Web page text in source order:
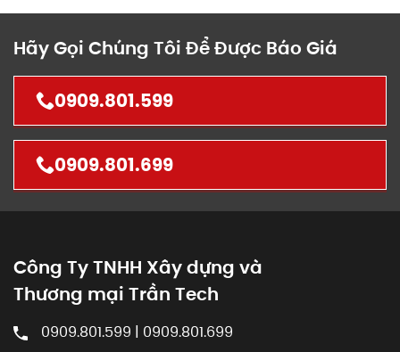
Hãy Gọi Chúng Tôi Để Được Báo Giá
0909.801.599
0909.801.699
Công Ty TNHH Xây dựng và
Thương mại Trần Tech
0909.801.599 | 0909.801.699